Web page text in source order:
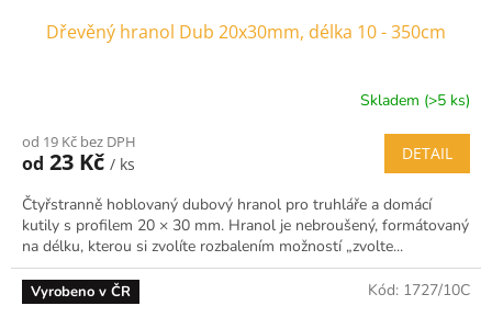
Dřevěný hranol Dub 20x30mm, délka 10 - 350cm
Skladem (>5 ks)
od 19 Kč bez DPH
od 23 Kč / ks
DETAIL
Čtyřstranně hoblovaný dubový hranol pro truhláře a domácí
kutily s profilem 20 × 30 mm. Hranol je nebroušený, formátovaný
na délku, kterou si zvolíte rozbalením možností „zvolte...
Vyrobeno v ČR Kód: 1727/10C